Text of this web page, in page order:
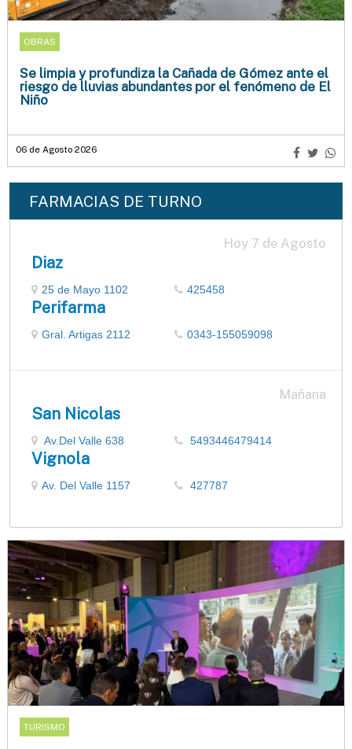
OBRAS
Se limpia y profundiza la Cañada de Gómez ante el
riesgo de lluvias abundantes por el fenómeno de El
Niño
06 de Agosto 2026
FARMACIAS DE TURNO
Hoy 7 de Agosto
Diaz
25 de Mayo 1102 425458
Perifarma
Gral. Artigas 2112 0343-155059098
Mañana
San Nicolas
Av.Del Valle 638 5493446479414
Vignola
Av. Del Valle 1157 427787
TURISMO